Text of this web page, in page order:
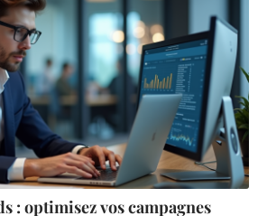
: optimisez vos campagnes